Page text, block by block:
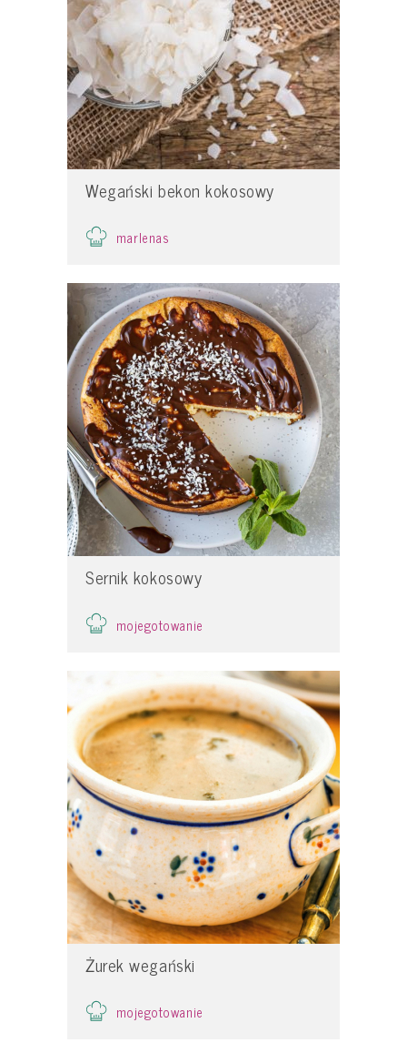
Wegański bekon kokosowy
marlenas
Sernik kokosowy
mojegotowanie
Żurek wegański
mojegotowanie